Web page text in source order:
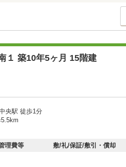
１ 築10年5ヶ月 15階建
央駅 徒歩1分
理費等 敷/礼/保証/敷引・償却